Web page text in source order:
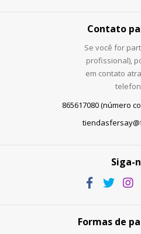
Contato
Se você for
profissional),
em contato
865617080 (número
Siga-
Formas de